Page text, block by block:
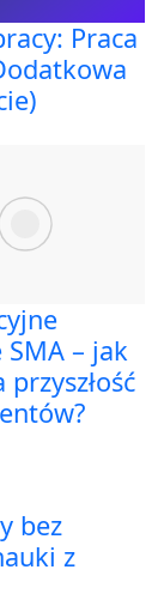
Praca
SMA – jak
bez
z